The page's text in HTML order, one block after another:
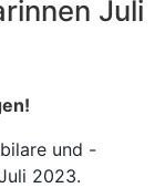
Juli
und -
2023.